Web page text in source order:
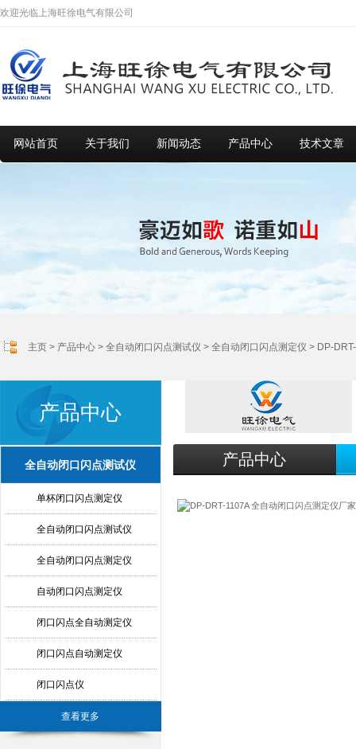
欢迎光临上海旺徐电气有限公司
网站首页 关于我们 新闻动态 产品中心 技术文章
主页 > 产品中心 > 全自动闭口闪点测试仪 > 全自动闭口闪点测定仪 > DP-
产品中心
全自动闭口闪点测试仪
单杯闭口闪点测定仪
全自动闭口闪点测试仪
全自动闭口闪点测定仪
自动闭口闪点测定仪
闭口闪点全自动测定仪
闭口闪点自动测定仪
闭口闪点仪
查看更多
产品中心